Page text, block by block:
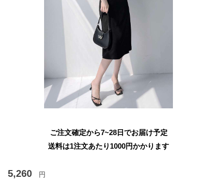
ご注文確定から7~28日でお届け予定
送料は1注文あたり 1000円かかります
5,260 円